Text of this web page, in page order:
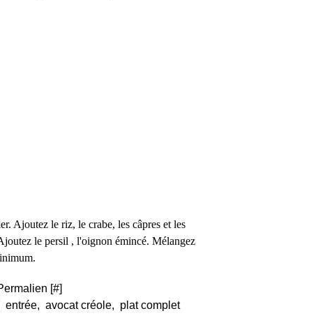
Ajoutez le riz, le crabe, les câpres et les
le persil , l'oignon émincé. Mélangez
[#]
entrée, avocat créole, plat complet